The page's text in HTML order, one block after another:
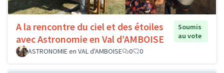
A la rencontre du ciel et des étoiles
avec Astronomie en Val d’AMBOISE
Soumis
au vote
ASTRONOMIE en VAL d'AMBOISE
0 0